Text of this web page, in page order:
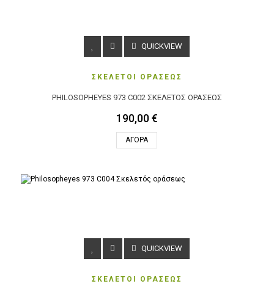
QUICKVIEW
ΣΚΕΛΕΤΟΙ ΟΡΑΣΕΩΣ
PHILOSOPHEYES 973 C002 ΣΚΕΛΕΤΌΣ ΟΡΆΣΕΩΣ
190,00 €
ΑΓΟΡΆ
QUICKVIEW
ΣΚΕΛΕΤΟΙ ΟΡΑΣΕΩΣ